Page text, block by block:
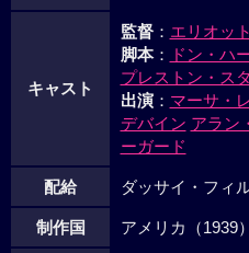
キャスト
監督： エリオッ
脚本： ドン・ハ
プレストン・ス
出演： マーサ・
デバイン アラン
ーガード
配給 ダッサイ・フィ
制作国 アメリカ（1939）